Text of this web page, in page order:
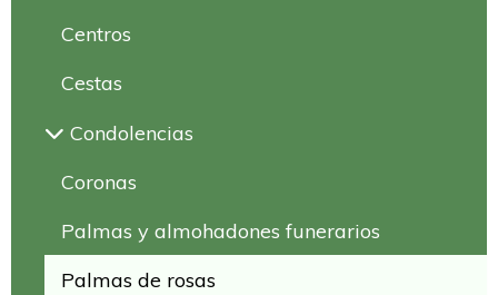
Centros
Cestas
Condolencias
Coronas
Palmas y almohadones funerarios
Palmas de rosas